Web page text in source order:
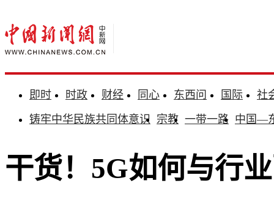
即时 时政 财经 同心 东西问 国际
社
铸牢中华民族共同体意识 宗教 一带一路 中国—
干货！5G如何与行